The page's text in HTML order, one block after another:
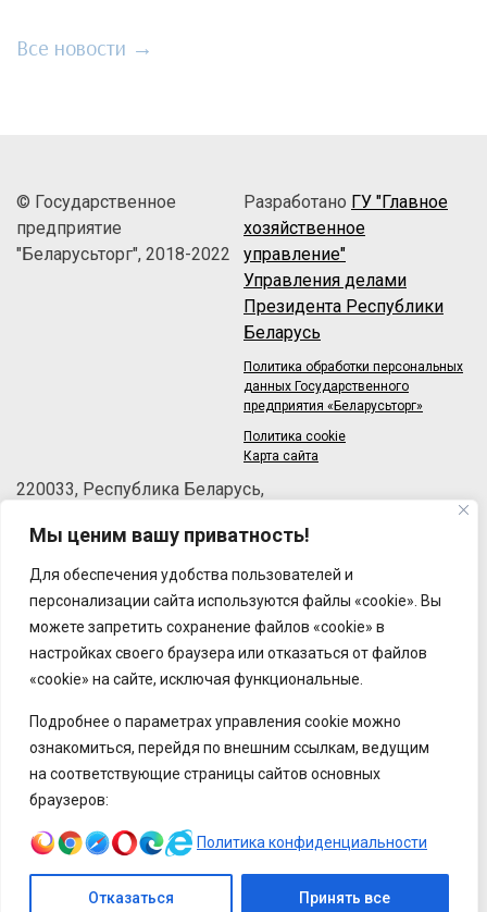
Мы ценим вашу приватность!
Для обеспечения удобства пользователей и
персонализации сайта используются файлы «cookie». Вы
можете запретить сохранение файлов «cookie» в
настройках своего браузера или отказаться от файлов
«cookie» на сайте, исключая функциональные.
Подробнее о параметрах управления cookie можно
ознакомиться, перейдя по внешним ссылкам, ведущим
на соответствующие страницы сайтов основных
браузеров:
Политика конфиденциальности
Отказаться Принять все
Все новости →
© Государственное
предприятие
"Беларусьторг", 2018-2022
Разработано ГУ "Главное
хозяйственное
управление"
Управления делами
Президента Республики
Беларусь
Политика обработки персональных
данных Государственного
предприятия «Беларусьторг»
Политика cookie
Карта сайта
220033, Республика Беларусь,
Телефон: +375 (17) 215-63-33
Факс: +375 (17) 270-30-50
Email:brt@brt.by